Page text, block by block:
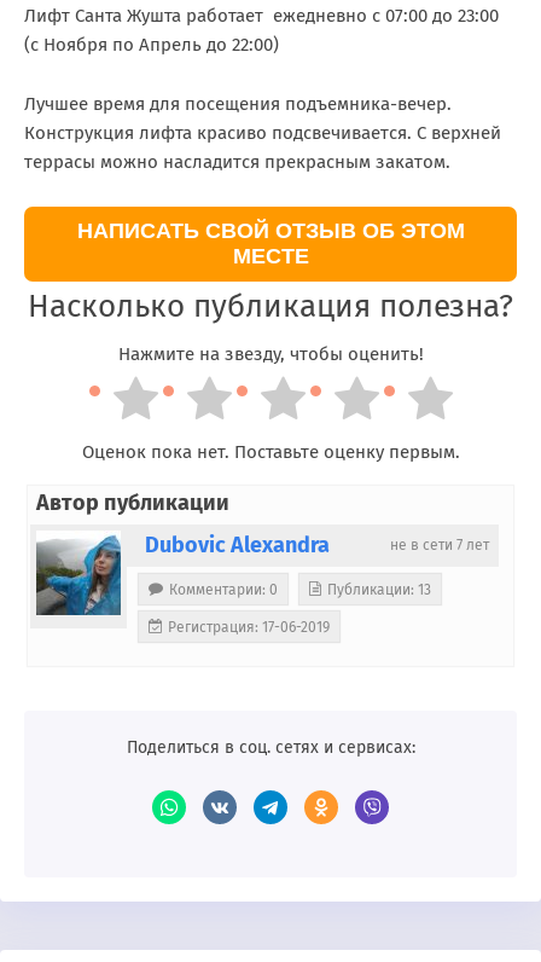
Лифт Санта Жушта работает ежедневно с 07:00 до 23:00
(с Ноября по Апрель до 22:00)
Лучшее время для посещения подъемника-вечер.
Конструкция лифта красиво подсвечивается. С верхней
террасы можно насладится прекрасным закатом.
НАПИСАТЬ СВОЙ ОТЗЫВ ОБ ЭТОМ
МЕСТЕ
Насколько публикация полезна?
Нажмите на звезду, чтобы оценить!
Оценок пока нет. Поставьте оценку первым.
Автор публикации
не в сети 7 лет
Dubovic Alexandra
Комментарии: 0 Публикации: 13
Регистрация: 17-06-2019
Поделиться в соц. сетях и сервисах: